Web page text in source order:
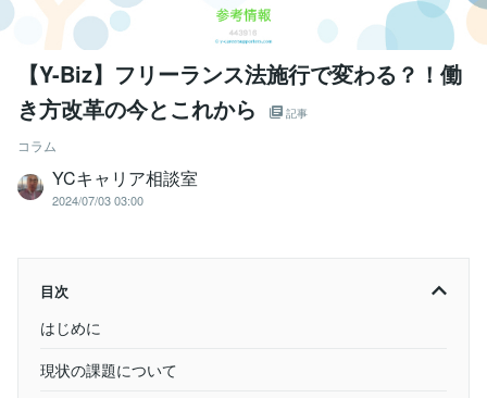
【Y-Biz】フリーランス法施行で変わる？！働
き方改革の今とこれから
記事
コラム
YCキャリア相談室
2024/07/03 03:00
目次
はじめに
現状の課題について